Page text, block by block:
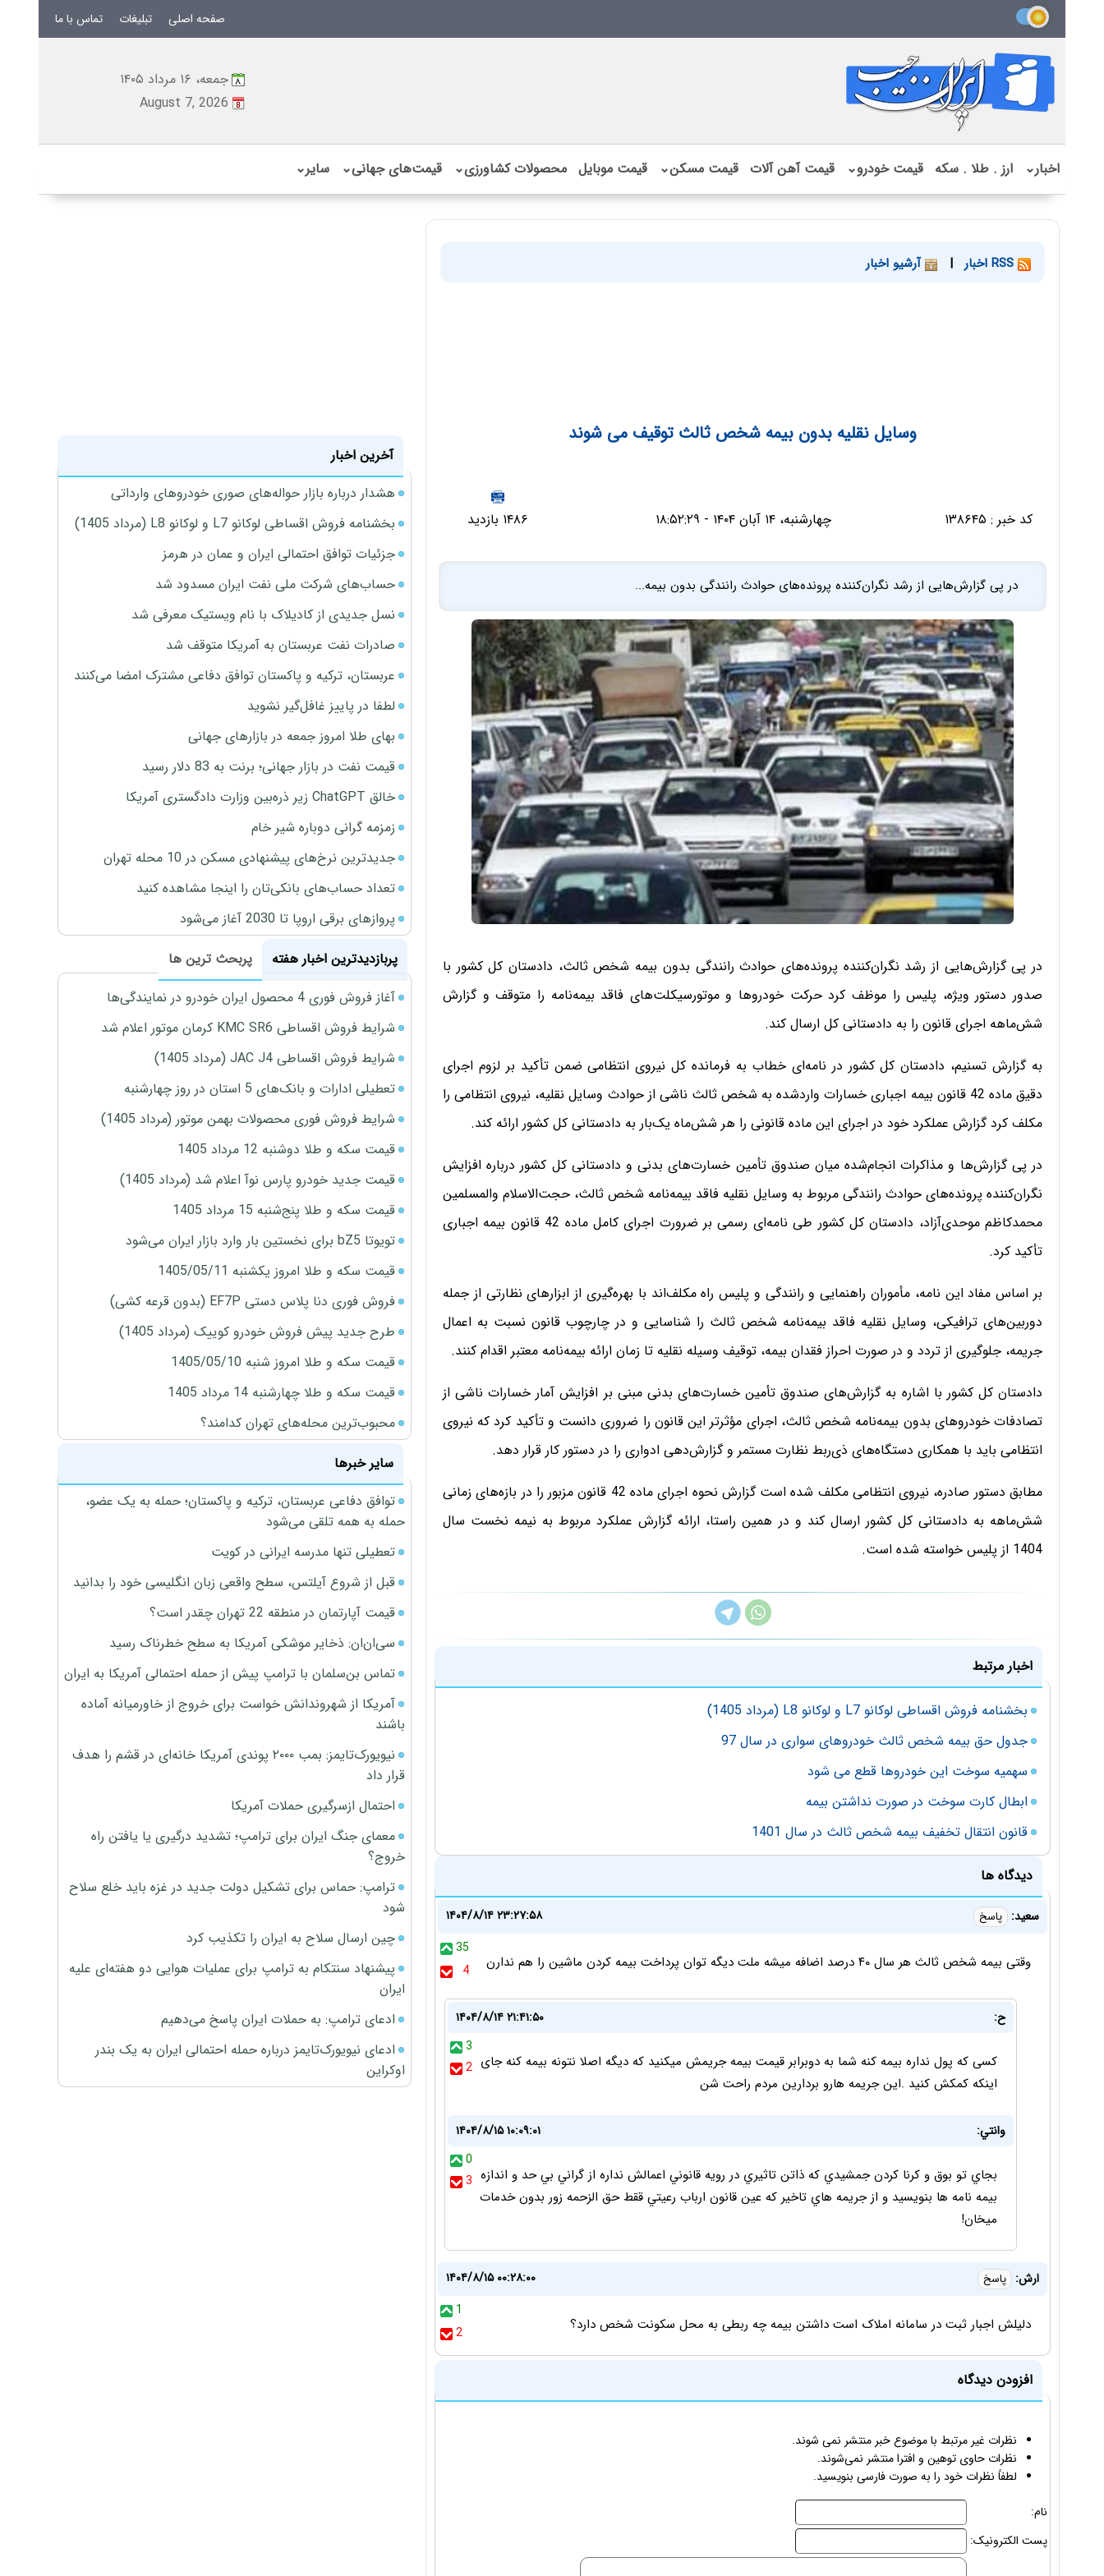
صفحه اصلی تبلیغات تماس با ما
جمعه، ۱۶ مرداد ۱۴۰۵
August 7, 2026
اخبار⌄ ارز . طلا . سکه قیمت خودرو⌄ قیمت آهن آلات قیمت مسکن⌄ قیمت موبایل محصولات کشاورزی⌄ قیمت‌های جهانی⌄ سایر⌄
| آرشیو اخبار
وسایل نقلیه بدون بیمه شخص ثالث توقیف می شوند
کد خبر : ۱۳۸۶۴۵ چهارشنبه، ۱۴ آبان ۱۴۰۴ - ۱۸:۵۲:۲۹ ۱۴۸۶ بازدید
در پی گزارش‌هایی از رشد نگران‌کننده پرونده‌های حوادث رانندگی بدون بیمه...
در پی گزارش‌هایی از رشد نگران‌کننده پرونده‌های حوادث رانندگی بدون بیمه شخص ثالث، دادستان کل کشور با
صدور دستور ویژه، پلیس را موظف کرد حرکت خودروها و موتورسیکلت‌های فاقد بیمه‌نامه را متوقف و گزارش
شش‌ماهه اجرای قانون را به دادستانی کل ارسال کند.
به گزارش تسنیم، دادستان کل کشور در نامه‌ای خطاب به فرمانده کل نیروی انتظامی ضمن تأکید بر لزوم اجرای
دقیق ماده 42 قانون بیمه اجباری خسارات واردشده به شخص ثالث ناشی از حوادث وسایل نقلیه، نیروی انتظامی را
مکلف کرد گزارش عملکرد خود در اجرای این ماده قانونی را هر شش‌ماه یک‌بار به دادستانی کل کشور ارائه کند.
در پی گزارش‌ها و مذاکرات انجام‌شده میان صندوق تأمین خسارت‌های بدنی و دادستانی کل کشور درباره افزایش
نگران‌کننده پرونده‌های حوادث رانندگی مربوط به وسایل نقلیه فاقد بیمه‌نامه شخص ثالث، حجت‌الاسلام والمسلمین
محمدکاظم موحدی‌آزاد، دادستان کل کشور طی نامه‌ای رسمی بر ضرورت اجرای کامل ماده 42 قانون بیمه اجباری
تأکید کرد.
بر اساس مفاد این نامه، مأموران راهنمایی و رانندگی و پلیس راه مکلف‌اند با بهره‌گیری از ابزارهای نظارتی از جمله
دوربین‌های ترافیکی، وسایل نقلیه فاقد بیمه‌نامه شخص ثالث را شناسایی و در چارچوب قانون نسبت به اعمال
جریمه، جلوگیری از تردد و در صورت احراز فقدان بیمه، توقیف وسیله نقلیه تا زمان ارائه بیمه‌نامه معتبر اقدام کنند.
دادستان کل کشور با اشاره به گزارش‌های صندوق تأمین خسارت‌های بدنی مبنی بر افزایش آمار خسارات ناشی از
تصادفات خودروهای بدون بیمه‌نامه شخص ثالث، اجرای مؤثرتر این قانون را ضروری دانست و تأکید کرد که نیروی
انتظامی باید با همکاری دستگاه‌های ذی‌ربط نظارت مستمر و گزارش‌دهی ادواری را در دستور کار قرار دهد.
مطابق دستور صادره، نیروی انتظامی مکلف شده است گزارش نحوه اجرای ماده 42 قانون مزبور را در بازه‌های زمانی
شش‌ماهه به دادستانی کل کشور ارسال کند و در همین راستا، ارائه گزارش عملکرد مربوط به نیمه نخست سال
1404 از پلیس خواسته شده است.
اخبار مرتبط
بخشنامه فروش اقساطی لوکانو L7 و لوکانو L8 (مرداد 1405)
جدول حق بیمه شخص ثالث خودروهای سواری در سال 97
سهمیه سوخت این خودروها قطع می شود
ابطال کارت سوخت در صورت نداشتن بیمه
قانون انتقال تخفیف بیمه شخص ثالث در سال 1401
دیدگاه ها
سعید: پاسخ
۱۴۰۴/۸/۱۴ ۲۳:۲۷:۵۸
35
4
وقتی بیمه شخص ثالث هر سال ۴۰ درصد اضافه میشه ملت دیگه توان پرداخت بیمه کردن ماشین را هم ندارن
ح:
۱۴۰۴/۸/۱۴ ۲۱:۴۱:۵۰
3
2 کسی که پول نداره بیمه کنه شما به دوبرابر قیمت بیمه جریمش میکنید که دیگه اصلا نتونه بیمه کنه جای
اینکه کمکش کنید .این جریمه هارو بردارین مردم راحت شن
وانتي:
۱۴۰۴/۸/۱۵ ۱۰:۰۹:۰۱
0
3 بجاي تو بوق و كرنا كردن جمشيدي كه ذاتن تاثيري در رويه قانوني اعمالش نداره از گراني بي حد و اندازه
بيمه نامه ها بنويسيد و از جريمه هاي تاخير كه عين قانون ارباب رعيتي ققط حق الزحمه زور بدون خدمات
ميخان!
ارش: پاسخ
۱۴۰۴/۸/۱۵ ۰۰:۲۸:۰۰
1
2
دلیلش اجبار ثبت در سامانه املاک است داشتن بیمه چه ربطی به محل سکونت شخص دارد؟
افزودن دیدگاه
نظرات غیر مرتبط با موضوع خبر منتشر نمی شوند.
نظرات حاوی توهین و افترا منتشر نمی‌شوند.
لطفاً نظرات خود را به صورت فارسی بنویسید.
نام:
پست الکترونیک:
آخرین اخبار
هشدار درباره بازار حواله‌های صوری خودروهای وارداتی
بخشنامه فروش اقساطی لوکانو L7 و لوکانو L8 (مرداد 1405)
جزئیات توافق احتمالی ایران و عمان در هرمز
حساب‌های شرکت ملی نفت ایران مسدود شد
نسل جدیدی از کادیلاک با نام ویستیک معرفی شد
صادرات نفت عربستان به آمریکا متوقف شد
عربستان، ترکیه و پاکستان توافق دفاعی مشترک امضا می‌کنند
لطفا در پاییز غافل‌گیر نشوید
بهای طلا امروز جمعه در بازارهای جهانی
قیمت نفت در بازار جهانی؛ برنت به 83 دلار رسید
خالق ChatGPT زیر ذره‌بین وزارت دادگستری آمریکا
زمزمه گرانی دوباره شیر خام
جدیدترین نرخ‌های پیشنهادی مسکن در 10 محله تهران
تعداد حساب‌های بانکی‌تان را اینجا مشاهده کنید
پروازهای برقی اروپا تا 2030 آغاز می‌شود
پربازدیدترین اخبار هفته
پربحث ترین ها
آغاز فروش فوری 4 محصول ایران خودرو در نمایندگی‌ها
شرایط فروش اقساطی KMC SR6 کرمان موتور اعلام شد
شرایط فروش اقساطی JAC J4 (مرداد 1405)
تعطیلی ادارات و بانک‌های 5 استان در روز چهارشنبه
شرایط فروش فوری محصولات بهمن موتور (مرداد 1405)
قیمت سکه و طلا دوشنبه 12 مرداد 1405
قیمت جدید خودرو پارس نوآ اعلام شد (مرداد 1405)
قیمت سکه و طلا پنج‌شنبه 15 مرداد 1405
تویوتا bZ5 برای نخستین بار وارد بازار ایران می‌شود
قیمت سکه و طلا امروز یکشنبه 1405/05/11
فروش فوری دنا پلاس دستی EF7P (بدون قرعه کشی)
طرح جدید پیش فروش خودرو کوییک (مرداد 1405)
قیمت سکه و طلا امروز شنبه 1405/05/10
قیمت سکه و طلا چهارشنبه 14 مرداد 1405
محبوب‌ترین محله‌های تهران کدامند؟
سایر خبرها
توافق دفاعی عربستان، ترکیه و پاکستان؛ حمله به یک عضو،
حمله به همه تلقی می‌شود
تعطیلی تنها مدرسه ایرانی در کویت
قبل از شروع آیلتس، سطح واقعی زبان انگلیسی خود را بدانید
قیمت آپارتمان در منطقه 22 تهران چقدر است؟
سی‌ان‌ان: ذخایر موشکی آمریکا به سطح خطرناک رسید
تماس بن‌سلمان با ترامپ پیش از حمله احتمالی آمریکا به ایران
آمریکا از شهروندانش خواست برای خروج از خاورمیانه آماده
باشند
نیویورک‌تایمز: بمب ۲۰۰۰ پوندی آمریکا خانه‌ای در قشم را هدف
قرار داد
احتمال ازسرگیری حملات آمریکا
معمای جنگ ایران برای ترامپ؛ تشدید درگیری یا یافتن راه
خروج؟
ترامپ: حماس برای تشکیل دولت جدید در غزه باید خلع سلاح
شود
چین ارسال سلاح به ایران را تکذیب کرد
پیشنهاد سنتکام به ترامپ برای عملیات هوایی دو هفته‌ای علیه
ایران
ادعای ترامپ: به حملات ایران پاسخ می‌دهیم
ادعای نیویورک‌تایمز درباره حمله احتمالی ایران به یک بندر
اوکراین